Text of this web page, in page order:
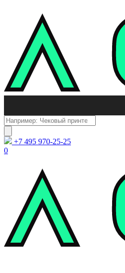
Поиск
товаров
+7 495 970-25-25
0